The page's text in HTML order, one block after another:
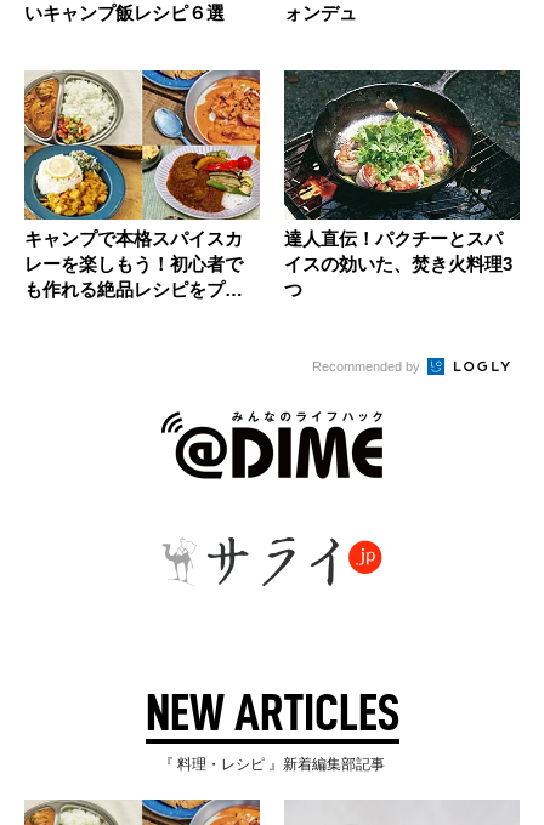
いキャンプ飯レシピ６選
ォンデュ
キャンプで本格スパイスカ
レーを楽しもう！初心者で
も作れる絶品レシピをプロ
達人直伝！パクチーとスパ
イスの効いた、焚き火料理3
つ
Recommended by
NEW ARTICLES
『 料理・レシピ 』新着編集部記事